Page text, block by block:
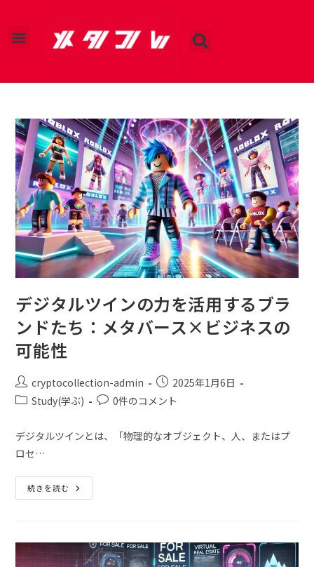
デジタルツインの力を活用するブラ
ンドたち：メタバース×ビジネスの
可能性
cryptocollection-admin
2025年1月6日
Study(学ぶ)
0件のコメント
デジタルツインとは、「物理的なオブジェクト、人、またはプ
ロセ…
続きを読む